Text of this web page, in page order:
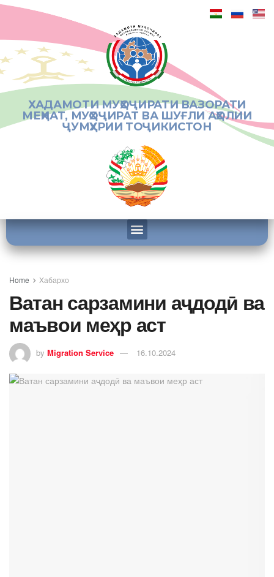
ХАДАМОТИ МУҲОҶИРАТИ ВАЗОРАТИ
МЕҲНАТ, МУҲОҶИРАТ ВА ШУҒЛИ АҲОЛИИ
ҶУМҲУРИИ ТОҶИКИСТОН
Home Хабархо
Ватан сарзамини аҷдодӣ ва
маъвои меҳр аст
by Migration Service 16.10.2024